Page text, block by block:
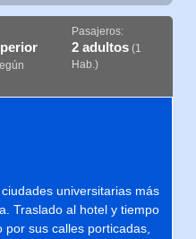
Pasajeros:
2 adultos(1
Hab.)
universitarias más
Traslado al hotel y tiempo
sus calles porticadas,